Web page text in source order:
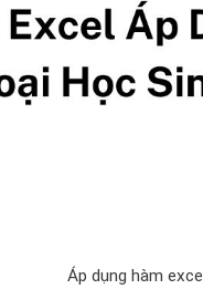
Áp dụng hàm